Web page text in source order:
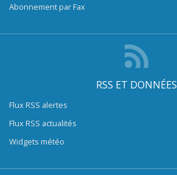
Abonnement par Fax
RSS ET DONNÉES
Flux RSS alertes
Flux RSS actualités
Widgets météo